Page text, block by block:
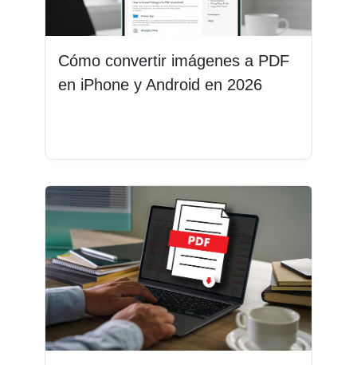
Cómo convertir imágenes a PDF
en iPhone y Android en 2026